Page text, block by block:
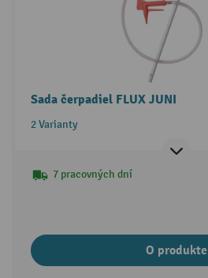
Sada čerpadiel FLUX JUNI
2 Varianty
7 pracovných dní
O produkte